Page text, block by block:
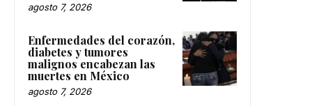
agosto 7, 2026
Enfermedades del corazón,
diabetes y tumores
malignos encabezan las
muertes en México
agosto 7, 2026